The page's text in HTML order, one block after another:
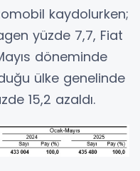
kaydolurken;
yüzde 7,7, Fiat
döneminde
ülke genelinde
15,2 azaldı.